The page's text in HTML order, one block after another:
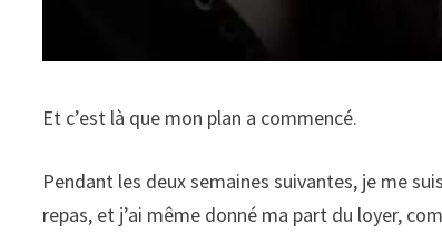
Et c’est là que mon plan a commencé.
Pendant les deux semaines suivantes, je me
repas, et j’ai même donné ma part du loyer,